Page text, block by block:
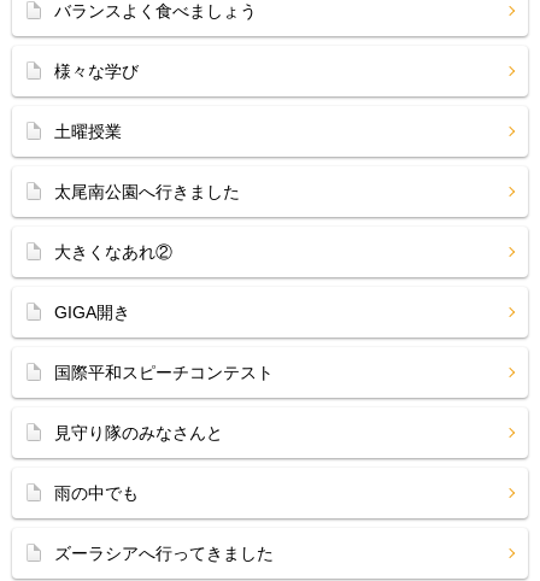
バランスよく食べましょう
様々な学び
土曜授業
太尾南公園へ行きました
大きくなあれ②
GIGA開き
国際平和スピーチコンテスト
見守り隊のみなさんと
雨の中でも
ズーラシアへ行ってきました